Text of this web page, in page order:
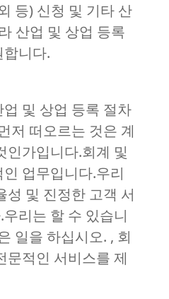
등) 신청 및 기타 산
산업 및 상업 등록
니다.
및 상업 등록 절차
저 떠오르는 것은 계
인가입니다.회계 및
업무입니다.우리
성 및 진정한 고객 서
리는 할 수 있습니
일을 하십시오. , 회
문적인 서비스를 제